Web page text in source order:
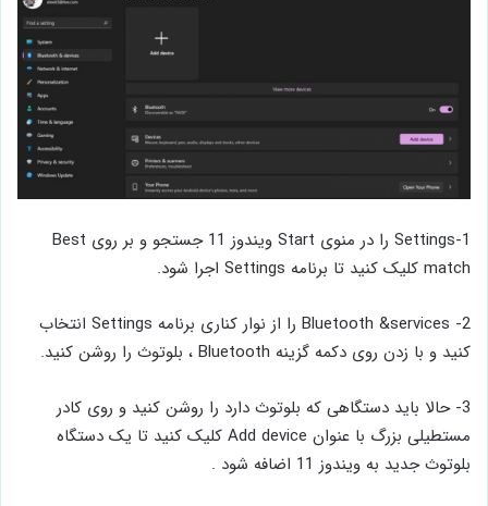
1-Settings را در منوی Start ویندوز 11 جستجو و بر روی Best
match کلیک کنید تا برنامه Settings اجرا شود.
2- Bluetooth &services را از نوار کناری برنامه Settings انتخاب
کنید و با زدن روی دکمه گزینه Bluetooth ، بلوتوث را روشن کنید.
3- حالا باید دستگاهی که بلوتوث دارد را روشن کنید و روی کادر
مستطیلی بزرگ با عنوان Add device کلیک کنید تا یک دستگاه
بلوتوث جدید به ویندوز 11 اضافه شود .